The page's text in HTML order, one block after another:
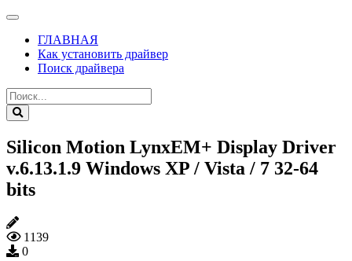
ГЛАВНАЯ
Как установить драйвер
Поиск драйвера
Silicon Motion LynxEM+ Display Driver
v.6.13.1.9 Windows XP / Vista / 7 32-64
bits
1139
0